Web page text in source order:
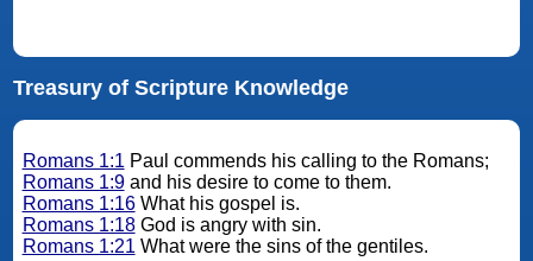
Treasury of Scripture Knowledge
Romans 1:1 Paul commends his calling to the Romans;
Romans 1:9and his desire to come to them.
Romans 1:16What his gospel is.
Romans 1:18God is angry with sin.
Romans 1:21 What were the sins of the gentiles.